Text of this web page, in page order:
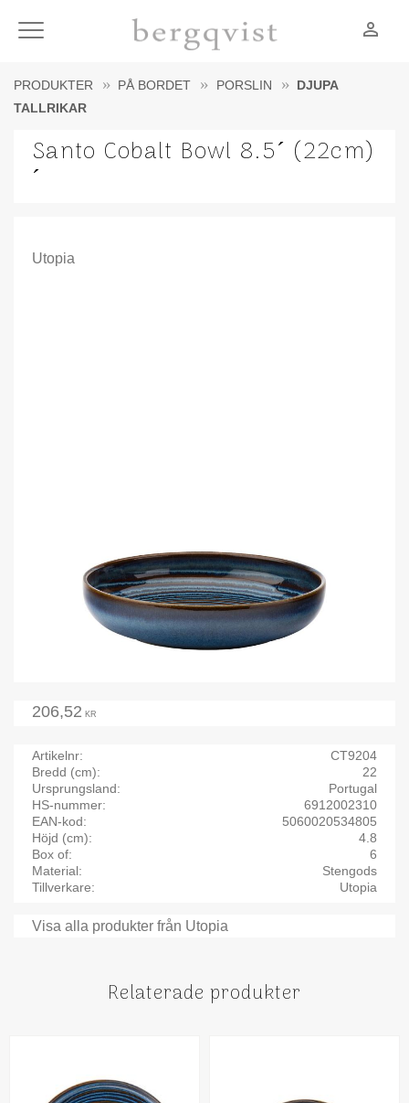
Meny person_outline
PRODUKTER PÅ BORDET PORSLIN
DJUPA
TALLRIKAR
Santo Cobalt Bowl 8.5´ (22cm)
´
Utopia
206,52 KR
Artikelnr
CT9204
Bredd (cm)
22
Ursprungsland
Portugal
HS-nummer
6912002310
EAN-kod
5060020534805
Höjd (cm)
4.8
Box of
6
Material
Stengods
Tillverkare
Utopia
Visa alla produkter från Utopia
Relaterade produkter